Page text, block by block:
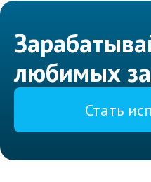
любимых
Стать